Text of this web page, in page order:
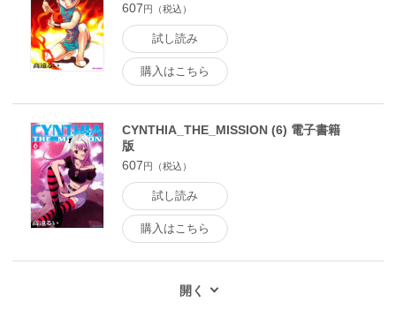
607円（税込）
試し読み
購入はこちら
CYNTHIA_THE_MISSION (6) 電子書籍
版
607円（税込）
試し読み
購入はこちら